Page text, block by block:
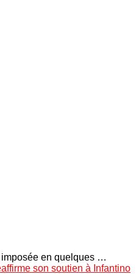
imposée en quelques …